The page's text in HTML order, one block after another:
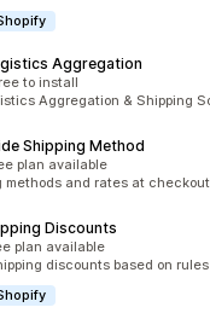
Aggregation
：163件
to install
Aggregation & Shipping
Shipping Method
：54件
plan available
methods and rates at
Discounts
：27件
plan available
discounts based on